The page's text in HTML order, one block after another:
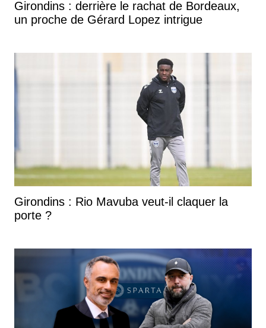
Girondins : derrière le rachat de Bordeaux,
un proche de Gérard Lopez intrigue
Girondins : Rio Mavuba veut-il claquer la
porte ?